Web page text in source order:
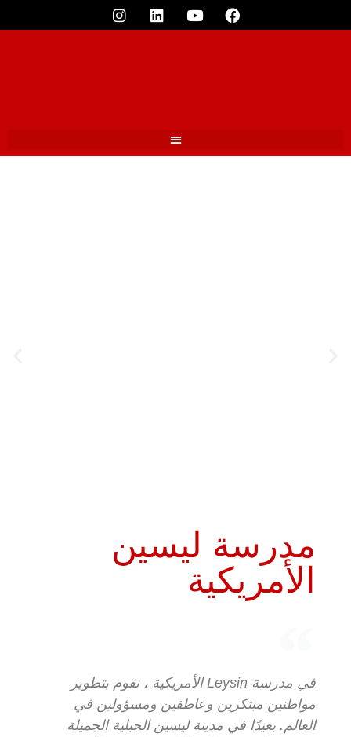
مدرسة ليسين
الأمريكية
في مدرسة Leysin الأمريكية ، نقوم بتطوير
مواطنين مبتكرين وعاطفين ومسؤولين في
العالم. بعيدًا في مدينة ليسين الجبلية الجميلة